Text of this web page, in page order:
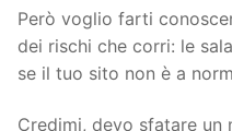
Però voglio farti
dei rischi che corri: le
se il tuo sito non è a
Credimi, devo sfatare